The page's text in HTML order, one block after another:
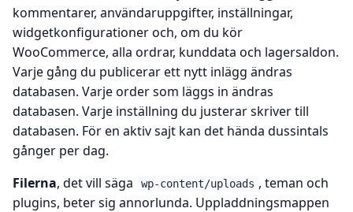
kommentarer, användaruppgifter, inställningar,
widgetkonfigurationer och, om du kör
WooCommerce, alla ordrar, kunddata och lagersaldon.
Varje gång du publicerar ett nytt inlägg ändras
databasen. Varje order som läggs in ändras
databasen. Varje inställning du justerar skriver till
databasen. För en aktiv sajt kan det hända dussintals
gånger per dag.
Filerna, det vill säga wp-content/uploads , teman och
plugins, beter sig annorlunda. Uppladdningsmappen